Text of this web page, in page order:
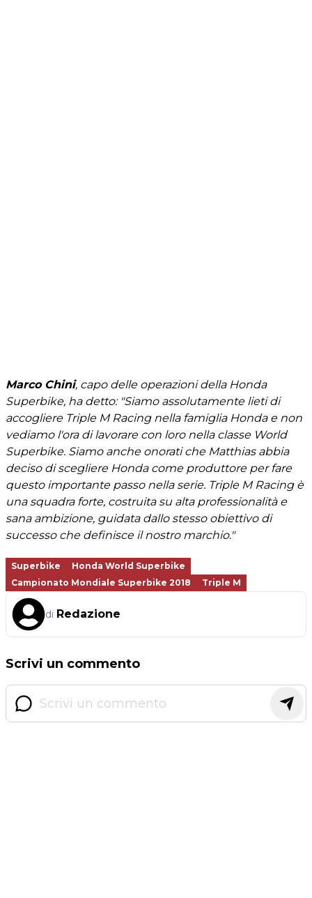
Marco Chini, capo delle operazioni della Honda
Superbike, ha detto: "Siamo assolutamente lieti di
accogliere Triple M Racing nella famiglia Honda e non
vediamo l'ora di lavorare con loro nella classe World
Superbike. Siamo anche onorati che Matthias abbia
deciso di scegliere Honda come produttore per fare
questo importante passo nella serie. Triple M Racing è
una squadra forte, costruita su alta professionalità e
sana ambizione, guidata dallo stesso obiettivo di
successo che definisce il nostro marchio."
Superbike
Honda World Superbike
Campionato Mondiale Superbike 2018
Triple M
di Redazione
Scrivi un commento